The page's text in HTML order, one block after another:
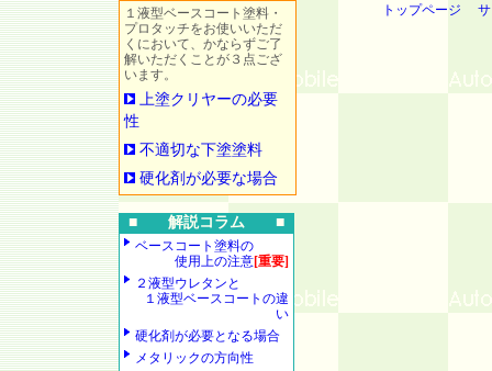
１液型ベースコート塗料・
プロタッチをお使いいただ
くにおいて、かならずご了
解いただくことが３点ござ
います。
上塗クリヤーの必要
性
不適切な下塗塗料
硬化剤が必要な場合
■ 解説コラム ■
ベースコート塗料の
使用上の注意[重要]
２液型ウレタンと
１液型ベースコートの違
い
硬化剤が必要となる場合
メタリックの方向性
トップページ